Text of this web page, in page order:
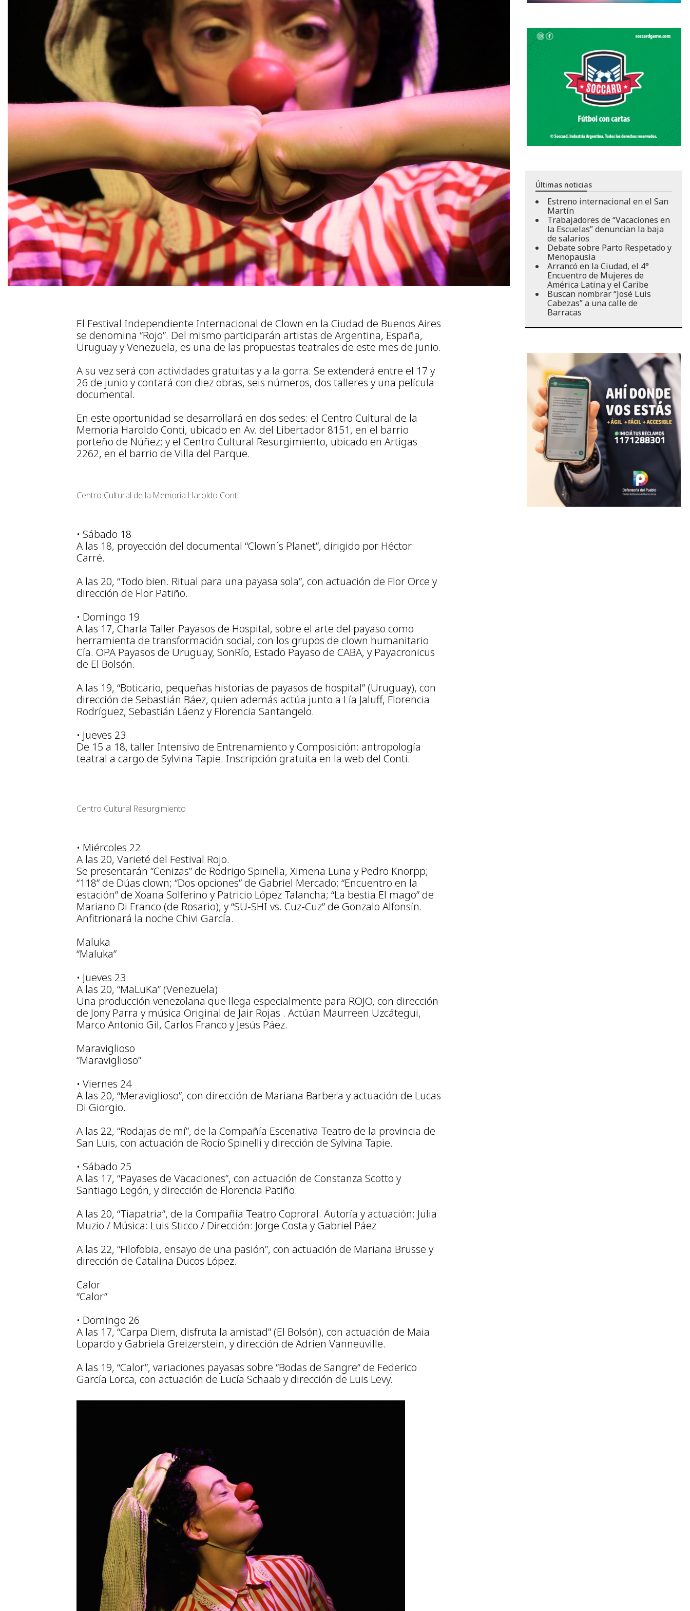
El Festival Independiente Internacional de Clown en la Ciudad de Buenos Aires
se denomina “Rojo”. Del mismo participarán artistas de Argentina, España,
Uruguay y Venezuela, es una de las propuestas teatrales de este mes de junio.
A su vez será con actividades gratuitas y a la gorra. Se extenderá entre el 17 y
26 de junio y contará con diez obras, seis números, dos talleres y una película
documental.
En este oportunidad se desarrollará en dos sedes: el Centro Cultural de la
Memoria Haroldo Conti, ubicado en Av. del Libertador 8151, en el barrio
porteño de Núñez; y el Centro Cultural Resurgimiento, ubicado en Artigas
2262, en el barrio de Villa del Parque.
Centro Cultural de la Memoria Haroldo Conti
• Sábado 18
A las 18, proyección del documental “Clown´s Planet”, dirigido por Héctor
Carré.
A las 20, “Todo bien. Ritual para una payasa sola”, con actuación de Flor Orce y
dirección de Flor Patiño.
• Domingo 19
A las 17, Charla Taller Payasos de Hospital, sobre el arte del payaso como
herramienta de transformación social, con los grupos de clown humanitario
Cía. OPA Payasos de Uruguay, SonRío, Estado Payaso de CABA, y Payacronicus
de El Bolsón.
A las 19, “Boticario, pequeñas historias de payasos de hospital” (Uruguay), con
dirección de Sebastián Báez, quien además actúa junto a Lía Jaluff, Florencia
Rodríguez, Sebastián Láenz y Florencia Santangelo.
• Jueves 23
De 15 a 18, taller Intensivo de Entrenamiento y Composición: antropología
teatral a cargo de Sylvina Tapie. Inscripción gratuita en la web del Conti.
Centro Cultural Resurgimiento
• Miércoles 22
A las 20, Varieté del Festival Rojo.
Se presentarán “Cenizas” de Rodrigo Spinella, Ximena Luna y Pedro Knorpp;
“118” de Dúas clown; “Dos opciones” de Gabriel Mercado; “Encuentro en la
estación” de Xoana Solferino y Patricio López Talancha; “La bestia El mago” de
Mariano Di Franco (de Rosario); y “SU-SHI vs. Cuz-Cuz” de Gonzalo Alfonsín.
Anfitrionará la noche Chivi García.
Maluka
“Maluka”
• Jueves 23
A las 20, “MaLuKa” (Venezuela)
Una producción venezolana que llega especialmente para ROJO, con dirección
de Jony Parra y música Original de Jair Rojas . Actúan Maurreen Uzcátegui,
Marco Antonio Gil, Carlos Franco y Jesús Páez.
Maraviglioso
“Maraviglioso”
• Viernes 24
A las 20, “Meraviglioso”, con dirección de Mariana Barbera y actuación de Lucas
Di Giorgio.
A las 22, “Rodajas de mí”, de la Compañía Escenativa Teatro de la provincia de
San Luis, con actuación de Rocío Spinelli y dirección de Sylvina Tapie.
• Sábado 25
A las 17, “Payases de Vacaciones”, con actuación de Constanza Scotto y
Santiago Legón, y dirección de Florencia Patiño.
A las 20, “Tiapatria”, de la Compañía Teatro Coproral. Autoría y actuación: Julia
Muzio / Música: Luis Sticco / Dirección: Jorge Costa y Gabriel Páez
A las 22, “Filofobia, ensayo de una pasión”, con actuación de Mariana Brusse y
dirección de Catalina Ducos López.
Calor
“Calor”
• Domingo 26
A las 17, “Carpa Diem, disfruta la amistad” (El Bolsón), con actuación de Maia
Lopardo y Gabriela Greizerstein, y dirección de Adrien Vanneuville.
A las 19, “Calor”, variaciones payasas sobre “Bodas de Sangre” de Federico
García Lorca, con actuación de Lucía Schaab y dirección de Luis Levy.
Últimas noticias
Estreno internacional en el San
Martín
Trabajadores de “Vacaciones en
la Escuelas” denuncian la baja
de salarios
Debate sobre Parto Respetado y
Menopausia
Arrancó en la Ciudad, el 4°
Encuentro de Mujeres de
América Latina y el Caribe
Buscan nombrar “José Luis
Cabezas” a una calle de
Barracas